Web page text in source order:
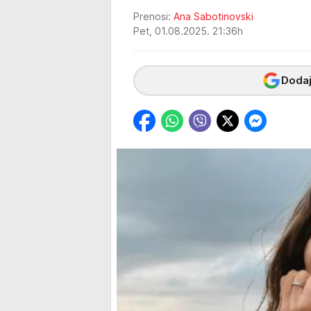
Prenosi: Ana Sabotinovski
Pet, 01.08.2025. 21:36h